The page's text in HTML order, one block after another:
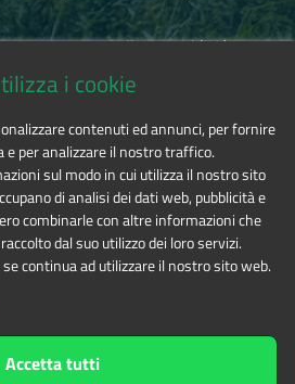
1 - 10050 Salbertrand (TO)
0122.854720
byEnte di gestione delle aree
Alpi Cozieis licensed under
i cookie
contenuti ed annunci, per fornire
per analizzare il nostro traffico.
sul modo in cui utilizza il nostro sito
di analisi dei dati web, pubblicità e
combinarle con altre informazioni che
dal suo utilizzo dei loro servizi.
continua ad utilizzare il nostro sito web.
Accetta tutti